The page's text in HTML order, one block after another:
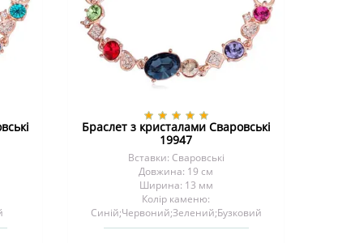
Браслет з кристалами Сваровські
19947
Вставки: Сваровські
Довжина: 19 см
Ширина: 13 мм
Колір каменю:
Синій;Червоний;Зелений;Бузковий